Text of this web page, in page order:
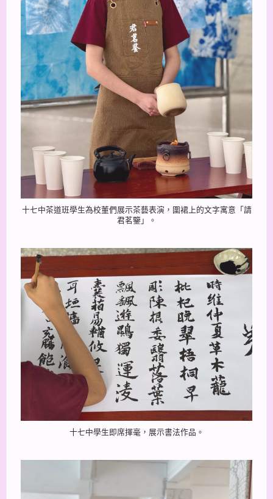
十七中茶道班學生為校董們展示茶藝表演，圍裙上的文字寓意「請
君茗鑒」。
十七中學生即席揮毫，展示書法作品。